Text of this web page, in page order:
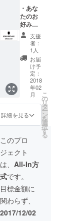
前を掲
載（ア
ルファ
ベッ
ト） ・
醸造所
オープ
ニング
パー
ティー
にご招
待（現
地まで
の交通
費は別
途） ・
ネット
ショッ
プ＆宇
宙バー
でビー
ルを1年
間
5%OFF
・オフ
シャル
グッズ
ご招待
（現地
までの
交通費
は別
途） ・
8月開催
予定の
ホッ
プ・ス
テッ
プ・
キャン
プに2名
さまご
招待
（現地
までの
交通費
は別
途） ＊
ホップ
の摘み
取り体
験＆
ビール
飲み放
・あな
たのお
好みの
レシピ
を作り
オリジ
ナル
ビール
を醸造
しま
す。 完
成後の
ビール
は、樽
または
瓶で
50L（瓶
で約150
本）プ
レゼン
ト。 残
りは限
定ビー
ルとし
て販売
いたし
ますの
支援
者：
1人
お届
け予
定：
2018
年02
月
詳細を見る
こ
の
リ
タ
ー
ン
を
選
択
す
る
このプロ
ジェクト
は、 All-In方
式です。
目標金額に
関わらず、
2017/12/02